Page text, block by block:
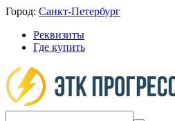
Город: Санкт-Петербург
Реквизиты
Где купить